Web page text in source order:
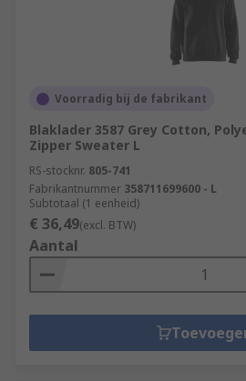
Voorradig bij de fabrikant
Blaklader 3587 Grey Cotton,
Zipper Sweater L
RS-stocknr. 805-741
Fabrikantnummer 358711699600 - L
Subtotaal (1 eenheid)
€ 36,49(excl. BTW)
Aantal